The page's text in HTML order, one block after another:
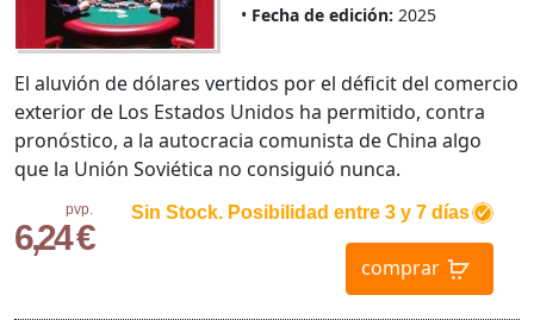
Fecha de edición: 2025
pvp.
6,24 €
Sin Stock. Posibilidad entre 3 y 7 días
comprar
El aluvión de dólares vertidos por el déficit del comercio
exterior de Los Estados Unidos ha permitido, contra
pronóstico, a la autocracia comunista de China algo
que la Unión Soviética no consiguió nunca.